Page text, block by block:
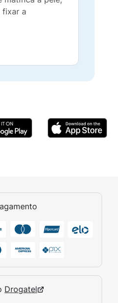
fixar a
Drogatel